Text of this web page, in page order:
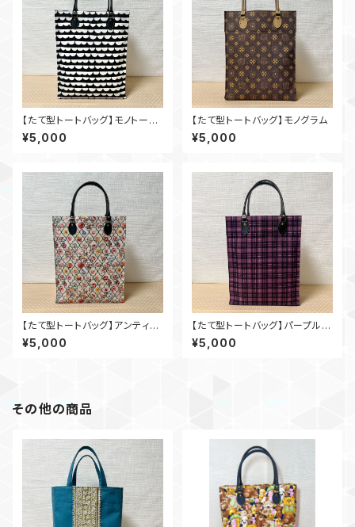
【たて型トートバッグ】モノトーン
フリル
¥5,000
【たて型トートバッグ】モノグラム
¥5,000
【たて型トートバッグ】アンティー
クフラワー
¥5,000
【たて型トートバッグ】パープルチ
ェック
¥5,000
その他の商品